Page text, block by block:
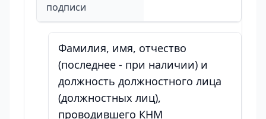
подписи
Фамилия, имя, отчество
(последнее - при наличии) и
должность должностного лица
(должностных лиц),
проводившего КНМ